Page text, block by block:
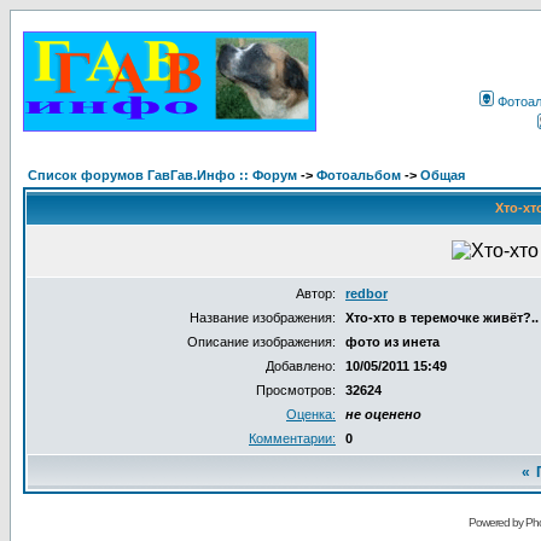
Список форумов ГавГав.Инфо :: Форум -> Фотоальбом -> Общая
Хто-
Автор:
redbor
Название изображения:
Хто-хто в теремочке живёт?..
Описание изображения:
фото из инета
Добавлено:
10/05/2011 15:49
Просмотров:
32624
Оценка:
не оценено
Комментарии:
0
«
Powered by